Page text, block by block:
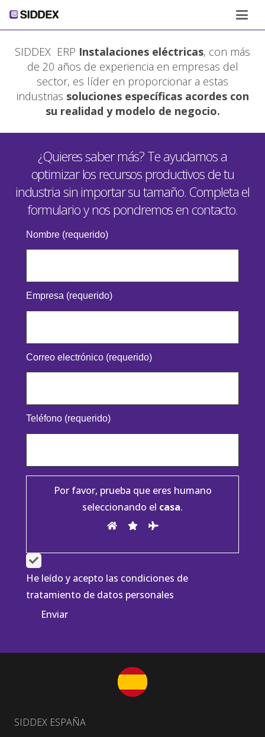
SIDDEX ERP Instalaciones eléctricas, con más
de 20 años de experiencia en empresas del
sector, es líder en proporcionar a estas
industrias soluciones específicas acordes con
su realidad y modelo de negocio.
¿Quieres saber más? Te ayudamos a
optimizar los recursos productivos de tu
industria sin importar su tamaño. Completa el
formulario y nos pondremos en contacto.
Nombre (requerido)
Empresa (requerido)
Correo electrónico (requerido)
Teléfono (requerido)
Por favor, prueba que eres humano
seleccionando el casa.
He leído y acepto las condiciones de
tratamiento de datos personales
SIDDEX ESPAÑA